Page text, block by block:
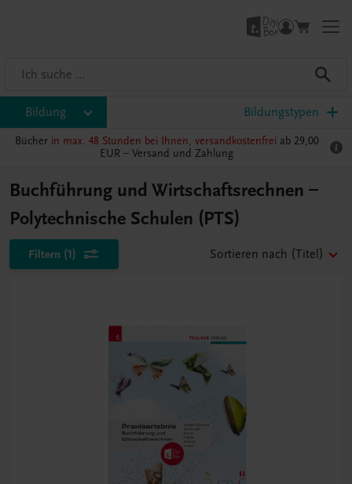
Bildung Bildungstypen
Bücher in max. 48 Stunden bei Ihnen, versandkostenfrei ab 29,00
EUR – Versand und Zahlung
Buchführung und Wirtschaftsrechnen –
Polytechnische Schulen (PTS)
Filtern (1) Sortieren nach (Titel)